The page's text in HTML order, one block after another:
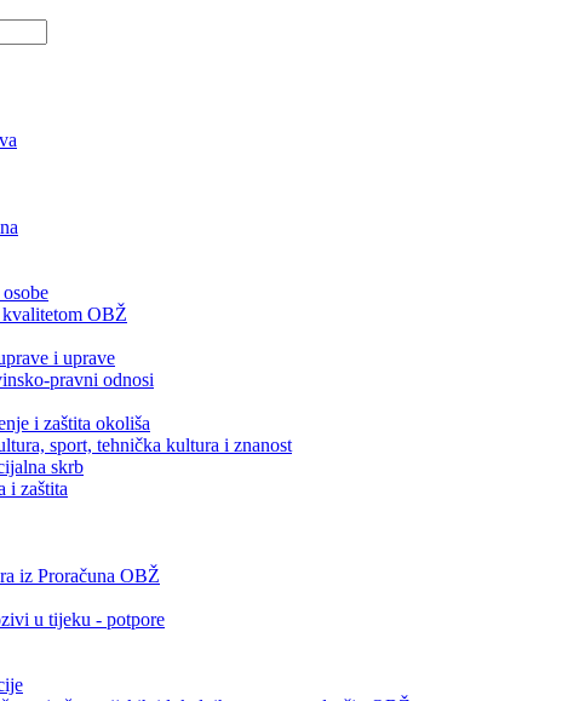
kvalitetom OBŽ
i uprave
pravni odnosi
i zaštita okoliša
sport, tehnička kultura i znanost
skrb
i zaštita
iz Proračuna OBŽ
u tijeku - potpore